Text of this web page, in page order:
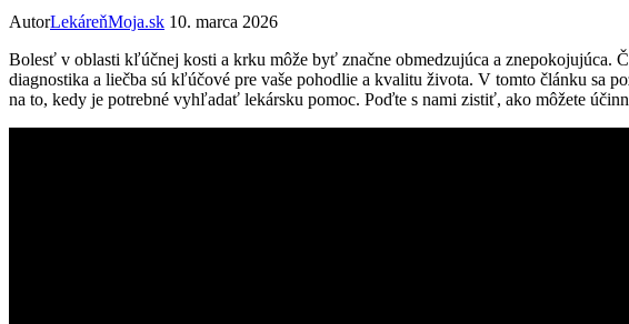
AutorLekáreňMoja.sk 10. marca 2026
Bolesť v oblasti kľúčnej kosti a krku môže ​byť značne obmedzujúca a znepokojujúca.
diagnostika a liečba sú kľúčové⁢ pre⁤ vaše pohodlie ⁢a kvalitu života. V tomto článku⁣ sa
na to, kedy je potrebné vyhľadať ⁤lekársku pomoc. Poďte ⁤s nami zistiť, ako môžete